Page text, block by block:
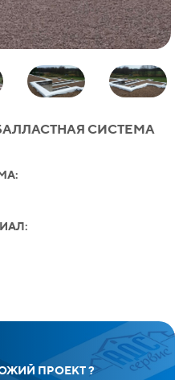
СИСТЕМА
ПРОЕКТ ?